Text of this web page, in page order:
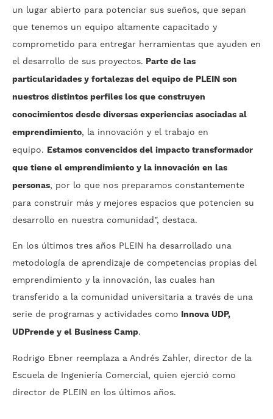
un lugar abierto para potenciar sus sueños, que sepan
que tenemos un equipo altamente capacitado y
comprometido para entregar herramientas que ayuden en
el desarrollo de sus proyectos. Parte de las
particularidades y fortalezas del equipo de PLEIN son
nuestros distintos perfiles los que construyen
conocimientos desde diversas experiencias asociadas al
emprendimiento, la innovación y el trabajo en
equipo. Estamos convencidos del impacto transformador
que tiene el emprendimiento y la innovación en las
personas, por lo que nos preparamos constantemente
para construir más y mejores espacios que potencien su
desarrollo en nuestra comunidad”, destaca.
En los últimos tres años PLEIN ha desarrollado una
metodología de aprendizaje de competencias propias del
emprendimiento y la innovación, las cuales han
transferido a la comunidad universitaria a través de una
serie de programas y actividades como Innova UDP,
UDPrende y el Business Camp.
Rodrigo Ebner reemplaza a Andrés Zahler, director de la
Escuela de Ingeniería Comercial, quien ejerció como
director de PLEIN en los últimos años.